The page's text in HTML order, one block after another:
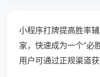
小程序打牌提高胜率
家，快速成为一个“必
用户可通过正规渠道获